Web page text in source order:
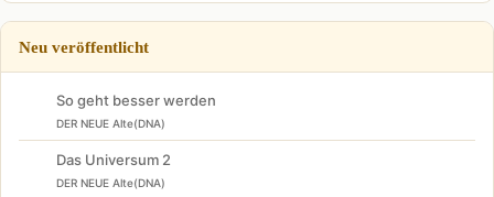
Neu veröffentlicht
So geht besser werden
DER NEUE Alte(DNA)
Das Universum 2
DER NEUE Alte(DNA)